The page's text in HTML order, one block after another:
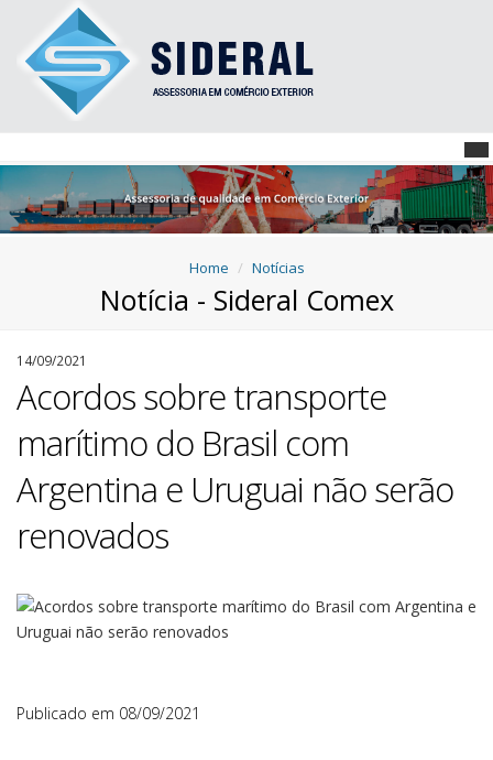
Home Notícias
Notícia - Sideral Comex
14/09/2021
Acordos sobre transporte
marítimo do Brasil com
Argentina e Uruguai não serão
renovados
Publicado em 08/09/2021